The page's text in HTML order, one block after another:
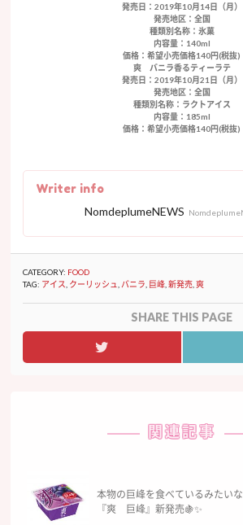
発売日：2019年10月14日（月）
発売地区：全国
種類別名称：氷菓
内容量：140ml
価格：希望小売価格140円(税抜)
爽 バニラ香るティーラテ
発売日：2019年10月21日（月）
発売地区：全国
種類別名称：ラクトアイス
内容量：185ml
価格：希望小売価格140円(税抜)
Writer info
NomdeplumeNEWS
CATEGORY: FOOD
TAG: アイス クーリッシュ バニラ 巨峰 ,新発売 ,爽
SHARE THIS PAGE
関連記事
本物の巨峰を食べているみたい
『爽 巨峰』新発売🍇✨